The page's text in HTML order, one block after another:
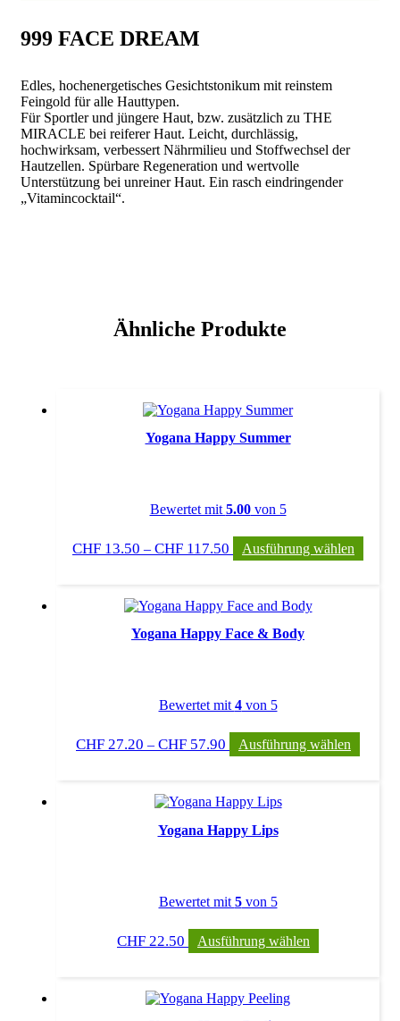
999 FACE DREAM
Edles, hochenergetisches Gesichtstonikum mit reinstem
Feingold für alle Hauttypen.
Für Sportler und jüngere Haut, bzw. zusätzlich zu THE
MIRACLE bei reiferer Haut. Leicht, durchlässig,
hochwirksam, verbessert Nährmilieu und Stoffwechsel der
Hautzellen. Spürbare Regeneration und wertvolle
Unterstützung bei unreiner Haut. Ein rasch eindringender
„Vitamincocktail“.
Ähnliche Produkte
Yogana Happy Summer
Bewertet mit 5.00von 5
CHF 13.50 – CHF 117.50
Preisspanne:
CHF 13.50
bis
Ausführung wählen
Dieses
weist
Yogana Happy Face & Body
Bewertet mit4von 5
CHF 27.20 – CHF 57.90
Preisspanne:
CHF 27.20
bis
Ausführung wählen
Dieses
weist
Yogana Happy Lips
Bewertet mit 5von 5
CHF 22.50 Ausführung wählen
Dieses
weist